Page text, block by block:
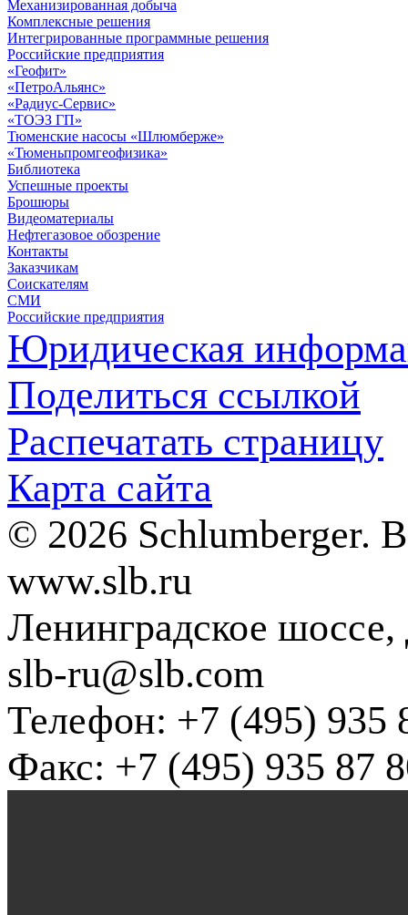
Механизированная добыча
Комплексные решения
Интегрированные программные решения
Российские предприятия
«Геофит»
«ПетроАльянс»
«Радиус-Сервис»
«ТОЭЗ ГП»
Тюменские насосы «Шлюмберже»
«Тюменьпромгеофизика»
Библиотека
Успешные проекты
Брошюры
Видеоматериалы
Нефтегазовое обозрение
Контакты
Заказчикам
Соискателям
СМИ
Российские предприятия
Юридическая
Поделиться ссылкой
Распечатать страницу
Карта сайта
© 2026 Schlumberger.
www.slb.ru
Ленинградское
slb-ru@slb.com
Телефон: +7 (495) 935
Факс: +7 (495) 935 87